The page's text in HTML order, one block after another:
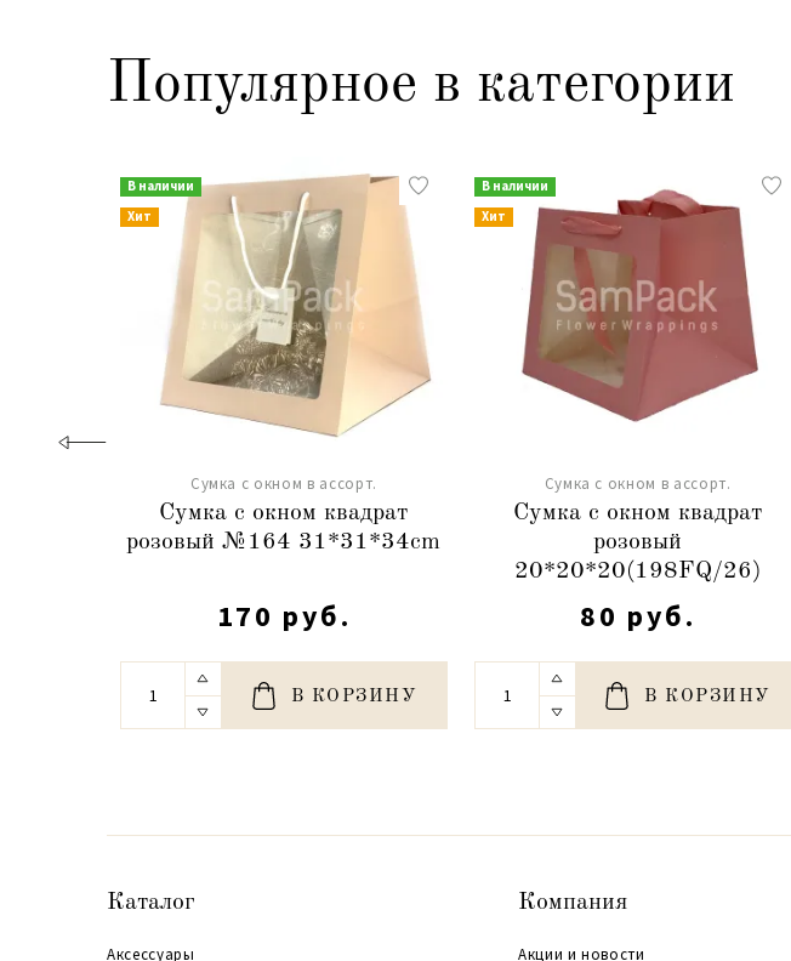
Популярное в категории
В наличии
Хит
Сумка с окном в ассорт.
Сумка с окном квадрат
розовый №164 31*31*34cm
170 руб.
В КОРЗИНУ
В наличии
Хит
Сумка с окном в ассорт.
Сумка с окном квадрат
розовый
20*20*20(198FQ/26)
80 руб.
В КОРЗИНУ
Каталог
Аксессуары
Компания
Акции и новости